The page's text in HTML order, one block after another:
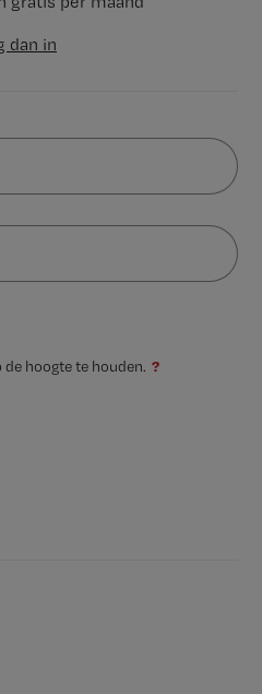
dan in
hoogte te houden. ?